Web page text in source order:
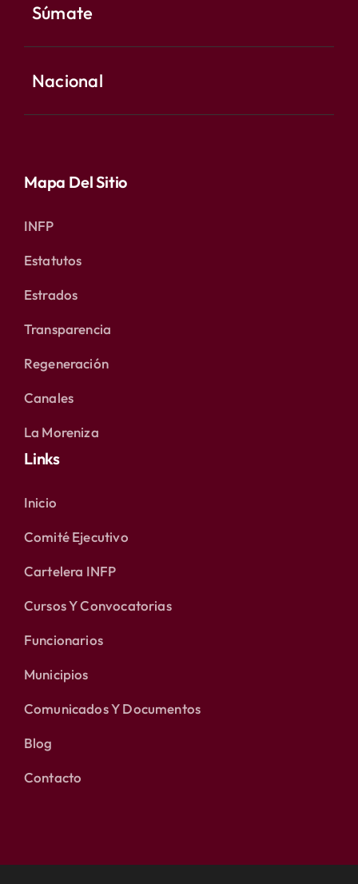
Súmate
Nacional
Mapa Del Sitio
INFP
Estatutos
Estrados
Transparencia
Regeneración
Canales
La Moreniza
Links
Inicio
Comité Ejecutivo
Cartelera INFP
Cursos Y Convocatorias
Funcionarios
Municipios
Comunicados Y Documentos
Blog
Contacto